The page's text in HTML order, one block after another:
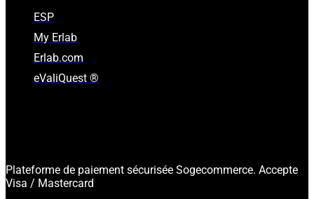
ESP
My Erlab
Erlab.com
eValiQuest ®
Plateforme de paiement sécurisée Sogecommerce. Accepte
Visa / Mastercard